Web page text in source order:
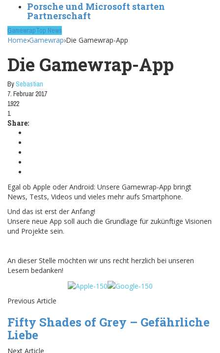
Porsche und Microsoft starten
Partnerschaft
GamewrapTop News
Home›Gamewrap›Die Gamewrap-App
Die Gamewrap-App
BySebastian
7. Februar 2017
1922
1
Share:
Egal ob Apple oder Android: Unsere Gamewrap-App bringt
News, Tests, Videos und vieles mehr aufs Smartphone.
Und das ist erst der Anfang!
Unsere neue App soll auch die Grundlage für zukünftige Visionen
und Projekte sein.
An dieser Stelle möchten wir uns recht herzlich bei unseren
Lesern bedanken!
Previous Article
Fifty Shades of Grey – Gefährliche
Liebe
Next Article